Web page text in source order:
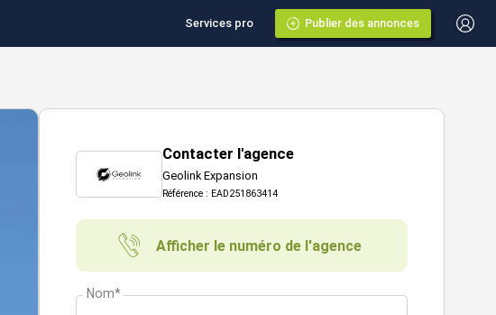
Services pro Publier des annonces
Contacter l'agence
Geolink Expansion
Référence : EAD251863414
Afficher le numéro de l'agence
Nom*